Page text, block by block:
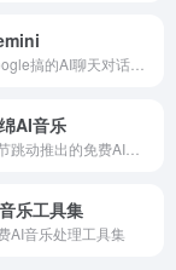
AI音乐
乐工具集
AI音乐处理工具集